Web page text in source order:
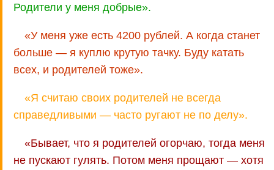
Родители у меня добрые».
«У меня уже есть 4200 рублей. А когда станет
больше — я куплю крутую тачку. Буду катать
всех, и родителей тоже».
«Я считаю своих родителей не всегда
справедливыми — часто ругают не по делу».
«Бывает, что я родителей огорчаю, тогда меня
не пускают гулять. Потом меня прощают — хотя